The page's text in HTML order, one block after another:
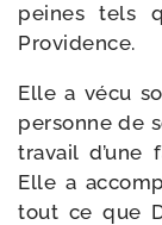
peines tels
Providence.
Elle a vécu
per­sonne de
tra­vail d’une
Elle a
tout ce que